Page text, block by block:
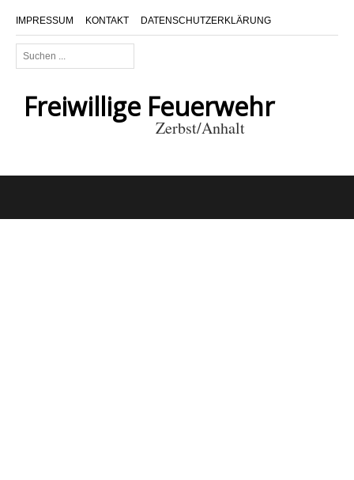
IMPRESSUM KONTAKT DATENSCHUTZERKLÄRUNG
Suchen
...
Freiwillige Feuerwehr
Zerbst/Anhalt